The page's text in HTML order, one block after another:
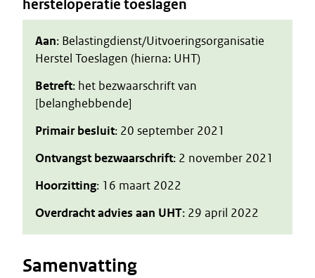
hersteloperatie toeslagen
Aan: Belastingdienst/Uitvoeringsorganisatie
Herstel Toeslagen (hierna: UHT)
Betreft: het bezwaarschrift van
[belanghebbende]
Primair besluit: 20 september 2021
Ontvangst bezwaarschrift: 2 november 2021
Hoorzitting: 16 maart 2022
Overdracht advies aan UHT: 29 april 2022
Samenvatting